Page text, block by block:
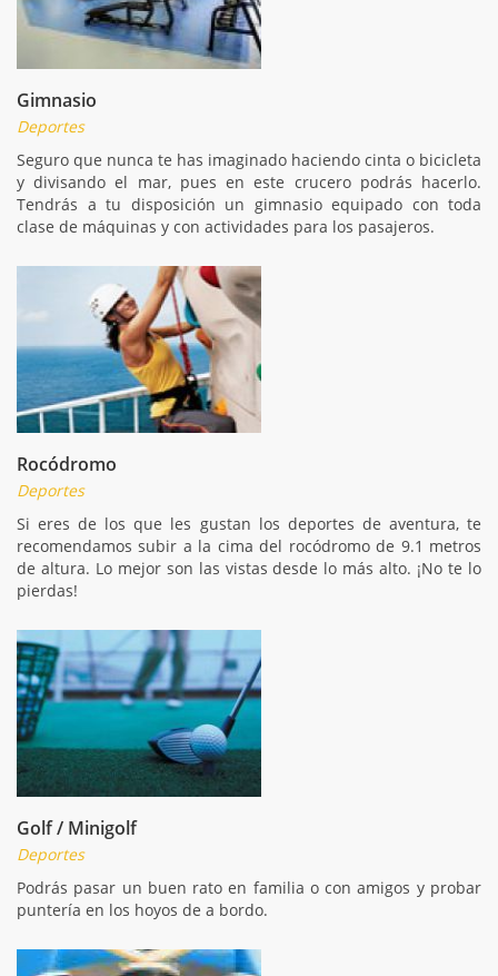
Gimnasio
Deportes
Seguro que nunca te has imaginado haciendo cinta o bicicleta
y divisando el mar, pues en este crucero podrás hacerlo.
Tendrás a tu disposición un gimnasio equipado con toda
clase de máquinas y con actividades para los pasajeros.
Rocódromo
Deportes
Si eres de los que les gustan los deportes de aventura, te
recomendamos subir a la cima del rocódromo de 9.1 metros
de altura. Lo mejor son las vistas desde lo más alto. ¡No te lo
pierdas!
Golf / Minigolf
Deportes
Podrás pasar un buen rato en familia o con amigos y probar
puntería en los hoyos de a bordo.